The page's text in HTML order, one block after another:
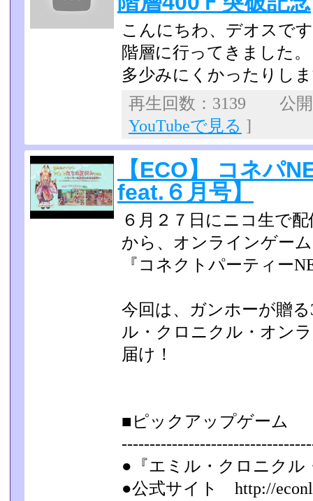
こんにちわ、デオスで
階層に行ってきました。
多少みにくかったりし
再生回数：3139 公
YouTubeで見る ]
【ECO】 コネパ
feat.６月号】
６月２７日にニコ生で
から、オンラインゲー
『コネクトパーティー
今回は、ガンホーが贈
ル・クロニクル・オン
届け！
■ピックアップゲーム
●『エミル・クロニクル
●公式サイト http://